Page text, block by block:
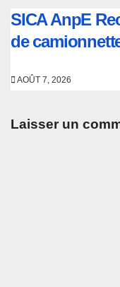
SICA AnpE
de
AOÛT 7, 2026
Laisser un